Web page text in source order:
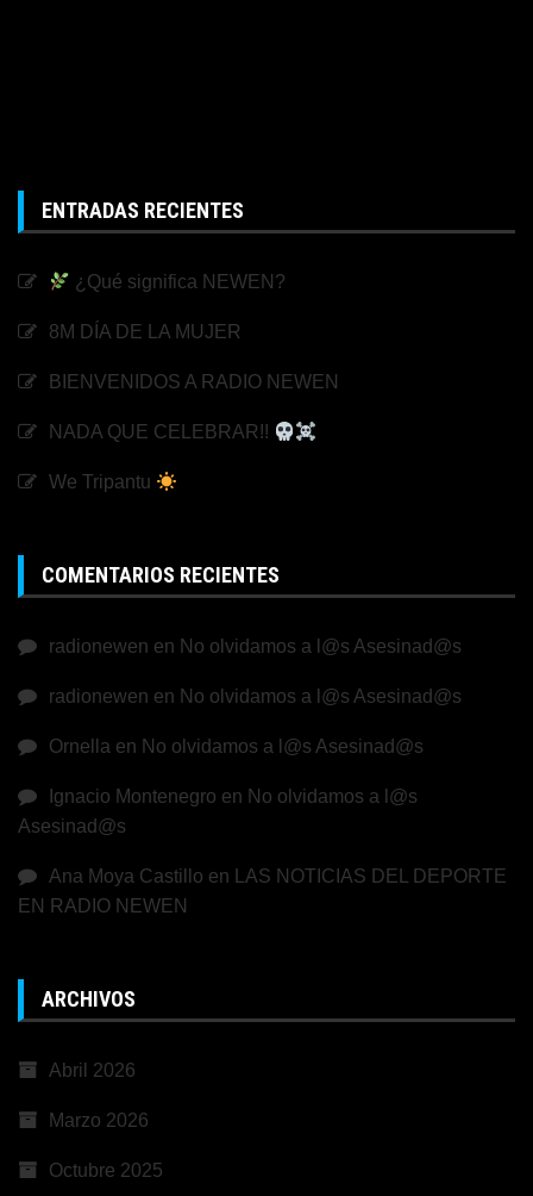
ENTRADAS RECIENTES
¿Qué significa NEWEN?
8M DÍA DE LA MUJER
BIENVENIDOS A RADIO NEWEN
NADA QUE CELEBRAR!!
We Tripantu
COMENTARIOS RECIENTES
radionewen en No olvidamos a l@s Asesinad@s
radionewen en No olvidamos a l@s Asesinad@s
Ornella en No olvidamos a l@s Asesinad@s
Ignacio Montenegro en No olvidamos a l@s
Asesinad@s
Ana Moya Castillo en
LAS NOTICIAS DEL DEPORTE
EN RADIO NEWEN
ARCHIVOS
Abril 2026
Marzo 2026
Octubre 2025